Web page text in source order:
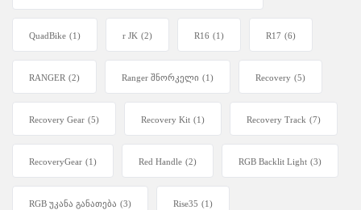
QuadBike (1) r JK (2) R16 (1) R17 (6)
RANGER (2) Ranger შნორკელი (1) Recovery (5)
Recovery Gear (5) Recovery Kit (1) Recovery Track (7)
RecoveryGear (1) Red Handle (2) RGB Backlit Light (3)
RGB უკანა განათება (3) Rise35 (1)